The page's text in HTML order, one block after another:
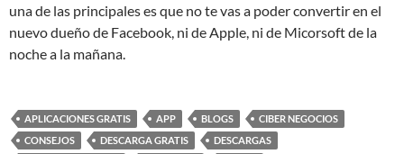
una de las principales es que no te vas a poder convertir en el
nuevo dueño de Facebook, ni de Apple, ni de Micorsoft de la
noche a la mañana.
APLICACIONES GRATIS APP BLOGS
CIBER NEGOCIOS
CONSEJOS
DESCARGA GRATIS
DESCARGAS